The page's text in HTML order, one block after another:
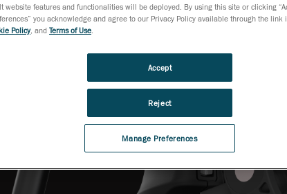
website features and functionalities will be deployed. By using this site or clicking
you acknowledge and agree to our Privacy Policy available through the link
Policy, and Terms of Use
Manage Preferences
Reject
Accept